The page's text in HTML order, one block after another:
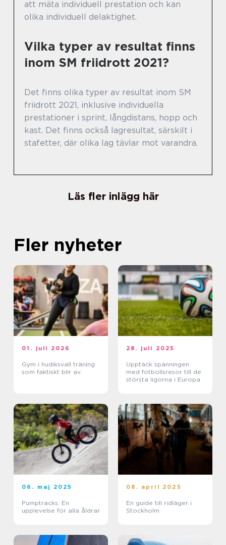
att mäta individuell prestation och kan
olika individuell delaktighet.
Vilka typer av resultat finns
inom SM friidrott 2021?
Det finns olika typer av resultat inom SM
friidrott 2021, inklusive individuella
prestationer i sprint, långdistans, hopp och
kast. Det finns också lagresultat, särskilt i
stafetter, där olika lag tävlar mot varandra.
Läs fler inlägg här
Fler nyheter
01. juli 2026
Gym i hudiksvall träning
som faktiskt blir av
28. juli 2025
Upptäck spänningen
med fotbollsresor till de
största ligorna i Europa
06. maj 2025
Pumptracks: En
upplevelse för alla åldrar
08. april 2025
En guide till ridläger i
Stockholm